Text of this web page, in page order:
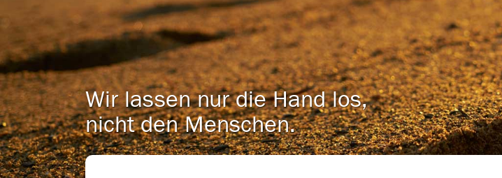
Wir lassen nur die Hand los,
nicht den Menschen.